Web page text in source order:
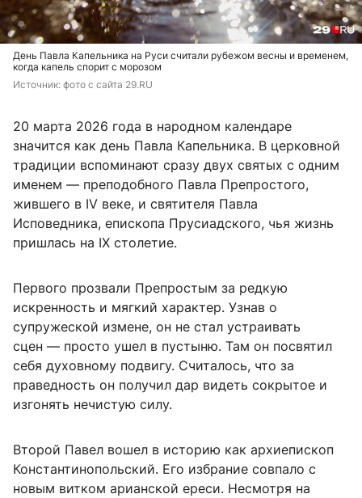
День Павла Капельника на Руси считали рубежом весны и временем,
когда капель спорит с морозом
Источник: фото с сайта 29.RU
20 марта 2026 года в народном календаре
значится как день Павла Капельника. В церковной
традиции вспоминают сразу двух святых с одним
именем — преподобного Павла Препростого,
жившего в IV веке, и святителя Павла
Исповедника, епископа Прусиадского, чья жизнь
пришлась на IX столетие.
Первого прозвали Препростым за редкую
искренность и мягкий характер. Узнав о
супружеской измене, он не стал устраивать
сцен — просто ушел в пустыню. Там он посвятил
себя духовному подвигу. Считалось, что за
праведность он получил дар видеть сокрытое и
изгонять нечистую силу.
Второй Павел вошел в историю как архиепископ
Константинопольский. Его избрание совпало с
новым витком арианской ереси. Несмотря на